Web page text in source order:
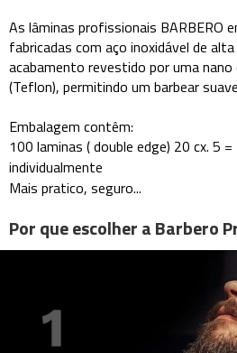
As lâminas profissionais BARBERO
fabricadas com aço inoxidável de alta
acabamento revestido por uma nano
(Teflon), permitindo um barbear
Embalagem contêm:
100 laminas ( double edge) 20 cx. 5
individualmente
Mais pratico, seguro...
Por que escolher a Barbero